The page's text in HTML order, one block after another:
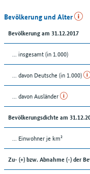
Bevölkerung und Alter
Bevölkerung am 31.12.2017
... insgesamt (in 1.000)
... davon Deutsche (in 1.000)
... davon Ausländer
Bevölkerungsdichte am
... Einwohner je km²
Zu- (+) bzw. Abnahme (-) der